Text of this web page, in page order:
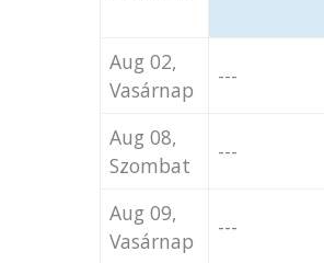
Aug 02,
Vasárnap
---
Aug 08,
Szombat
---
Aug 09,
Vasárnap
---